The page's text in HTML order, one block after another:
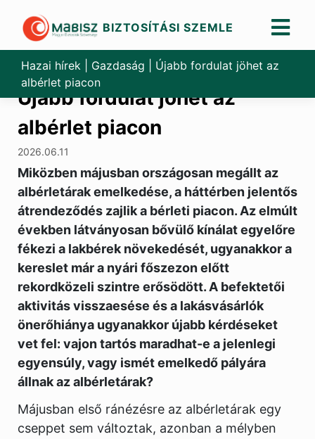
content
BIZTOSÍTÁSI SZEMLE
Hazai hírek Gazdaság
Újabb fordulat jöhet az
albérlet piacon
Újabb fordulat jöhet az
albérlet piacon
2026.06.11
Miközben májusban országosan megállt az
albérletárak emelkedése, a háttérben jelentős
átrendeződés zajlik a bérleti piacon. Az elmúlt
években látványosan bővülő kínálat egyelőre
fékezi a lakbérek növekedését, ugyanakkor a
kereslet már a nyári főszezon előtt
rekordközeli szintre erősödött. A befektetői
aktivitás visszaesése és a lakásvásárlók
önerőhiánya ugyanakkor újabb kérdéseket
vet fel: vajon tartós maradhat-e a jelenlegi
egyensúly, vagy ismét emelkedő pályára
állnak az albérletárak?
Májusban első ránézésre az albérletárak egy
cseppet sem változtak, azonban a mélyben